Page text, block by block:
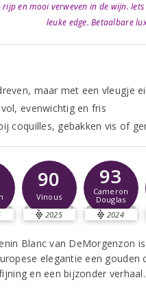
rijp en mooi verweven in de wijn.
leuke edge. Betaalbare
maar met een vleugje
evenwichtig en fris
coquilles, gebakken vis of
90
Vinous
2025
93
Cameron
Douglas
2024
Blanc van DeMorgenzon
elegantie een gouden
en een bijzonder verhaal.